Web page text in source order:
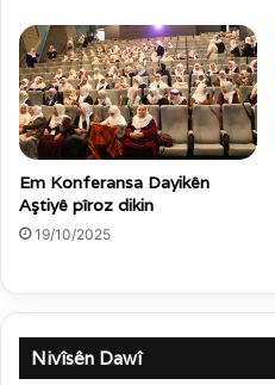
Em Konferansa Dayikên
Aştiyê pîroz dikin
19/10/2025
Nivîsên Dawî